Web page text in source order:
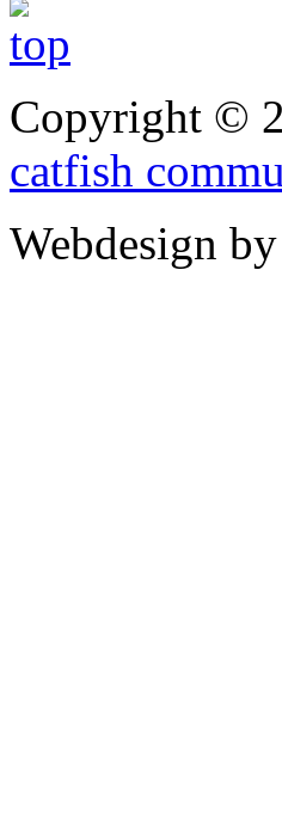
Copyright ©
catfish
Webdesign by